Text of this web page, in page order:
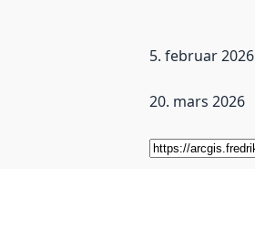
5. februar 2026
20. mars 2026